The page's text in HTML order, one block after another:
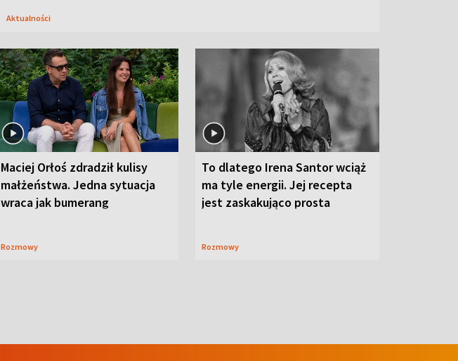
Aktualności
Maciej Orłoś zdradził kulisy
małżeństwa. Jedna sytuacja
wraca jak bumerang
Rozmowy
To dlatego Irena Santor wciąż
ma tyle energii. Jej recepta
jest zaskakująco prosta
Rozmowy